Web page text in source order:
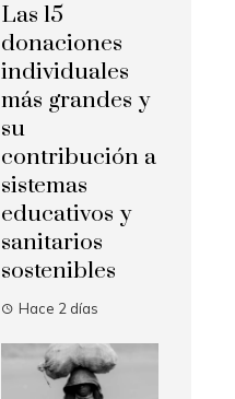
Las 15
donaciones
individuales
más grandes y
su
contribución a
sistemas
educativos y
sanitarios
sostenibles
Hace 2 días